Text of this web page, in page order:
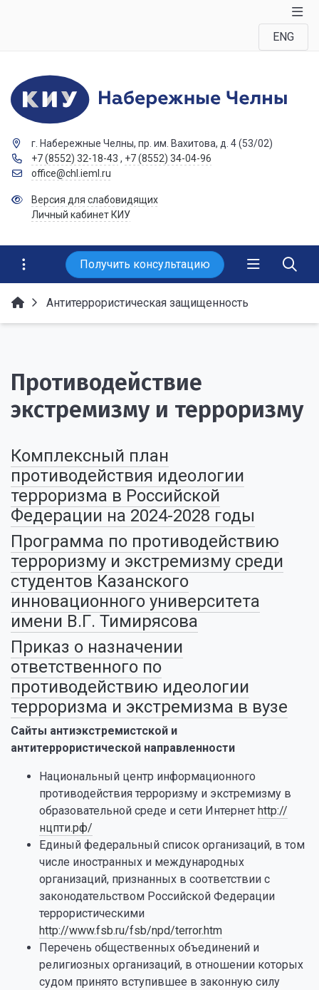
ENG
г. Набережные Челны, пр. им. Вахитова, д. 4 (53/02)
+7 (8552) 32-18-43 , +7 (8552) 34-04-96
office@chl.ieml.ru
Версия для слабовидящих
Личный кабинет КИУ
Получить консультацию
Антитеррористическая защищенность
Противодействие
экстремизму и терроризму
Комплексный план
противодействия идеологии
терроризма в Российской
Федерации на 2024-2028 годы
Программа по противодействию
терроризму и экстремизму среди
студентов Казанского
инновационного университета
имени В.Г. Тимирясова
Приказ о назначении
ответственного по
противодействию идеологии
терроризма и экстремизма в вузе
Сайты антиэкстремистской и
антитеррористической направленности
Национальный центр информационного
противодействия терроризму и экстремизму в
образовательной среде и сети Интернет http://
нцпти.рф/
Единый федеральный список организаций, в том
числе иностранных и международных
организаций, признанных в соответствии с
законодательством Российской Федерации
террористическими
http://www.fsb.ru/fsb/npd/terror.htm
Перечень общественных объединений и
религиозных организаций, в отношении которых
судом принято вступившее в законную силу